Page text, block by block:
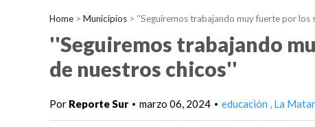
Home > Municipios > ''Seguiremos trabajando muy fuerte por los
''Seguiremos trabajando
de nuestros chicos''
Por Reporte Sur • marzo 06, 2024 • educación La